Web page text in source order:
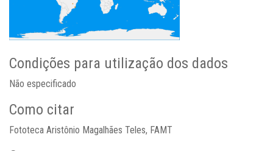
Condições para utilização dos dados
Não especificado
Como citar
Fototeca Aristônio Magalhães Teles, FAMT